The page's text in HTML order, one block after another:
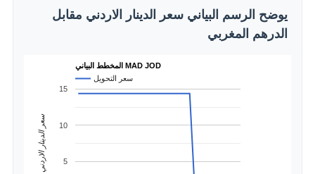
يوضح الرسم البياني سعر الدينار الاردني مقابل
الدرهم المغربي
المخطط البياني MAD JOD
سعر التحويل
5
10
15
سعر الدينار الاردني